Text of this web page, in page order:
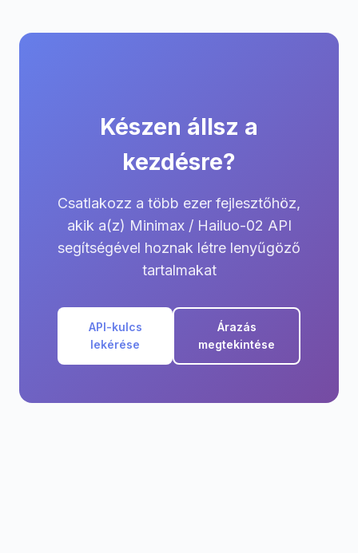
Készen állsz a
kezdésre?
Csatlakozz a több ezer fejlesztőhöz,
akik a(z) Minimax / Hailuo-02 API
segítségével hoznak létre lenyűgöző
tartalmakat
API-kulcs
lekérése
Árazás
megtekintése